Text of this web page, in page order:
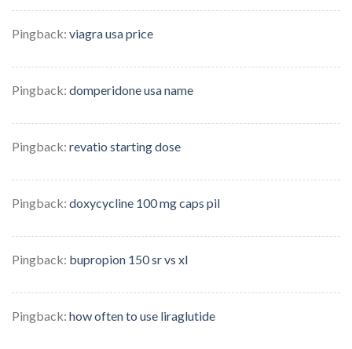
Pingback: viagra usa price
Pingback: domperidone usa name
Pingback: revatio starting dose
Pingback: doxycycline 100 mg caps pil
Pingback: bupropion 150 sr vs xl
Pingback: how often to use liraglutide